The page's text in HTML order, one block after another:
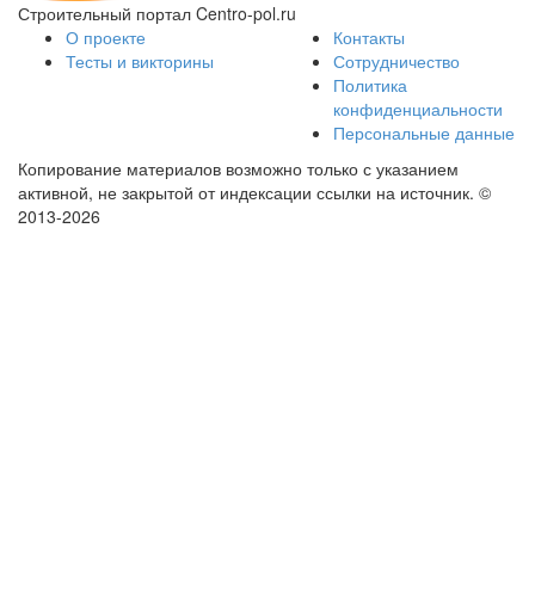
Строительный портал Centro-pol.ru
О проекте
Тесты и викторины
Контакты
Сотрудничество
Политика
конфиденциальности
Персональные данные
Копирование материалов возможно только с указанием
активной, не закрытой от индексации ссылки на источник. ©
2013-2026